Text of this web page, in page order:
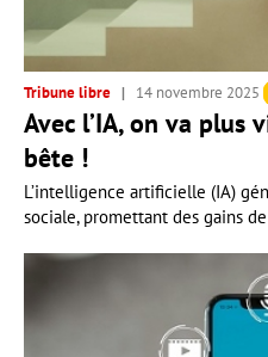
Tribune libre 14 novembre 2025
Avec l’IA, on va plus
bête !
L’intelligence artificielle (IA)
sociale, promettant des gains